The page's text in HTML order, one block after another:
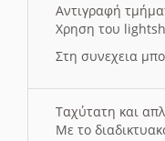
Αντιγραφή
Χρηση του
Στη συνεχεια
Ταχύτατη και
Με το